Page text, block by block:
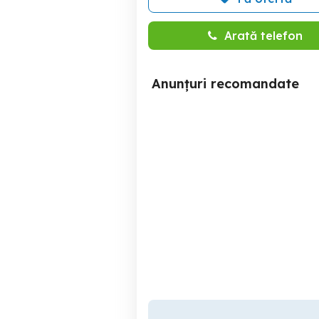
Arată telefon
Anunțuri recomandate